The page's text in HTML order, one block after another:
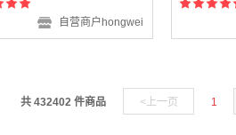
自营商户hongwei
共 432402 件商品 <上一页 1